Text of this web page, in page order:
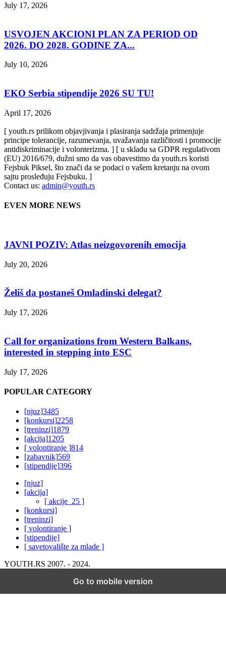
July 17, 2026
USVOJEN AKCIONI PLAN ZA PERIOD OD
2026. DO 2028. GODINE ZA...
July 10, 2026
EKO Serbia stipendije 2026 SU TU!
April 17, 2026
[ youth.rs prilikom objavjivanja i plasiranja sadržaja primenjuje
principe tolerancije, razumevanja, uvažavanja različitosti i promocije
antidiskriminacije i volonterizma. ] [ u skladu sa GDPR regulativom
(EU) 2016/679, dužni smo da vas obavestimo da youth.rs koristi
Fejsbuk Piksel, što znači da se podaci o vašem kretanju na ovom
sajtu prosleđuju Fejsbuku. ]
Contact us: admin@youth.rs
EVEN MORE NEWS
JAVNI POZIV: Atlas neizgovorenih emocija
July 20, 2026
Želiš da postaneš Omladinski delegat?
July 17, 2026
Call for organizations from Western Balkans,
interested in stepping into ESC
July 17, 2026
POPULAR CATEGORY
[njuz]3485
[konkursi]2258
[treninzi]1879
[akcija]1205
[ volontiranje ]814
[zabavnik]569
[stipendije]396
[njuz]
[akcija]
[ akcije_25 ]
[konkursi]
[treninzi]
[ volontiranje ]
[stipendije]
[ savetovalište za mlade ]
YOUTH.RS 2007. - 2024.
Go to mobile version